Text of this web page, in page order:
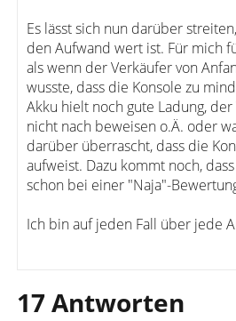
Es lässt sich nun darüber
den Aufwand wert ist. Für mich
als wenn der Verkäufer von
wusste, dass die Konsole zu
Akku hielt noch gute Ladung,
nicht nach beweisen o.Ä. oder
darüber überrascht, dass die
aufweist. Dazu kommt noch,
schon bei einer "Naja"-
Ich bin auf jeden Fall über jede
17 Antworten